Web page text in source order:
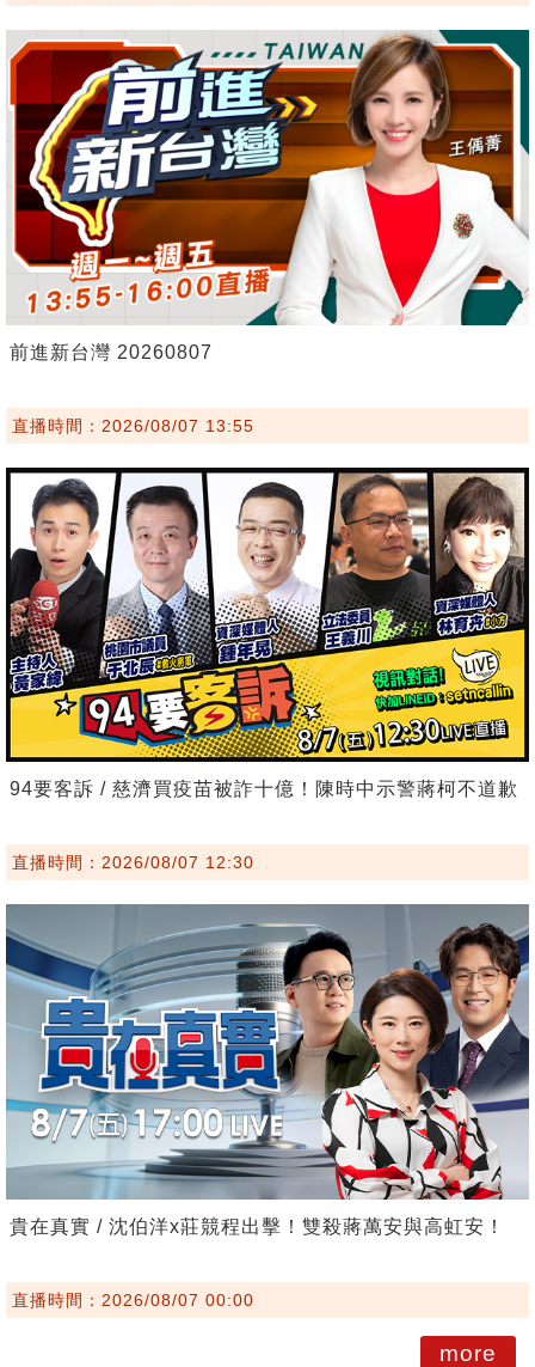
前進新台灣 20260807
直播時間：2026/08/07 13:55
94要客訴 / 慈濟買疫苗被詐十億！陳時中示警蔣柯不道歉
直播時間：2026/08/07 12:30
貴在真實 / 沈伯洋x莊競程出擊！雙殺蔣萬安與高虹安！
直播時間：2026/08/07 00:00
more